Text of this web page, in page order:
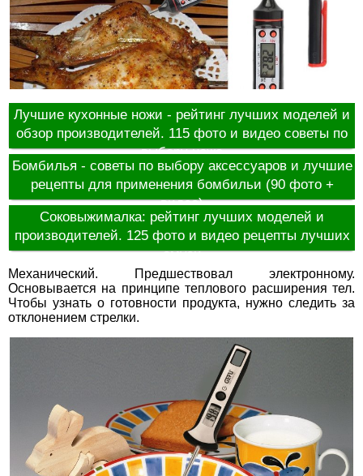
Лучшие кухонные ножи - рейтинг лучших моделей и
обзор производителей. 115 фото и видео советы по
выбору ножа
Бомбилья - советы по выбору аксессуаров и лучшие
рецепты для применения бомбильи (90 фото +
видео)
Соковыжималка: рейтинг лучших моделей и
производителей. 125 фото и видео рецепты лучших
смузи
Механический. Предшествовал электронному.
Основывается на принципе теплового расширения тел.
Чтобы узнать о готовности продукта, нужно следить за
отклонением стрелки.